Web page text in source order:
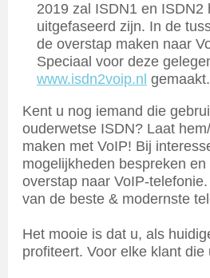
2019 zal ISDN1 en ISDN2
uitgefaseerd zijn. In de
de overstap maken naar
Speciaal voor deze
www.isdn2voip.nl gemaakt.
Kent u nog iemand die
ouderwetse ISDN? Laat
maken met VoIP! Bij
mogelijkheden bespreken
overstap naar VoIP-
van de beste & modernste
Het mooie is dat u, als
profiteert. Voor elke klant